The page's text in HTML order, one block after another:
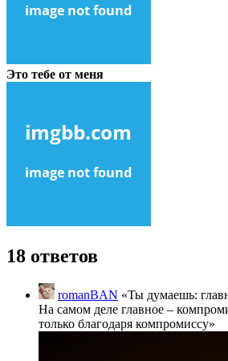
Это тебе от меня
18 ответов
romanBAN «Ты думаешь:
На самом деле главное –
только благодаря компромиссу»